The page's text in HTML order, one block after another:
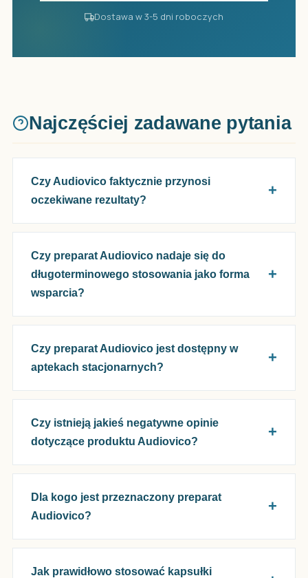
Dostawa w 3-5 dni roboczych
Najczęściej zadawane pytania
Czy Audiovico faktycznie przynosi
oczekiwane rezultaty?
Czy preparat Audiovico nadaje się do
długoterminowego stosowania jako forma
wsparcia?
Czy preparat Audiovico jest dostępny w
aptekach stacjonarnych?
Czy istnieją jakieś negatywne opinie
dotyczące produktu Audiovico?
Dla kogo jest przeznaczony preparat
Audiovico?
Jak prawidłowo stosować kapsułki